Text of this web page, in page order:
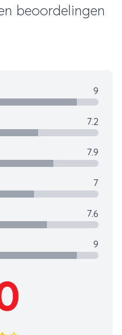
beoordelingen
9
7.2
7.9
7
7.6
9